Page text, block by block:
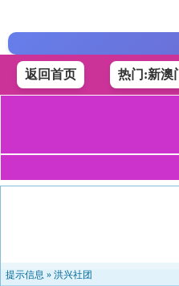
返回首页 热门:新澳
提示信息 » 洪兴社团